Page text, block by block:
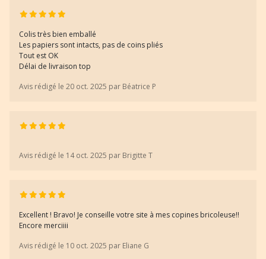
Colis très bien emballé
Les papiers sont intacts, pas de coins pliés
Tout est OK
Délai de livraison top
Avis rédigé le 20 oct. 2025 par Béatrice P
Avis rédigé le 14 oct. 2025 par Brigitte T
Excellent ! Bravo! Je conseille votre site à mes copines bricoleuse!!
Encore merciiii
Avis rédigé le 10 oct. 2025 par Eliane G